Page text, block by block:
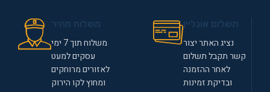
נציג האתר יצור
קשר תקבל תשלום
לאחר ההזמנה
ובדיקת זמינות
משלוח תוך 7 ימי
עסקים למעט
לאזורים מרוחקים
ומחוץ לקו הירוק